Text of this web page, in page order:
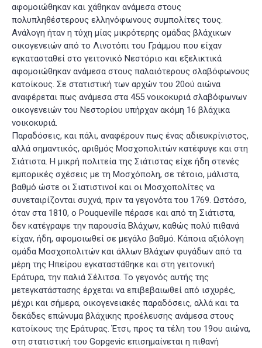
αφομοιώθηκαν και χάθηκαν ανάμεσα στους
πολυπληθέστερους ελληνόφωνους συμπολίτες τους.
Ανάλογη ήταν η τύχη μίας μικρότερης ομάδας βλάχικων
οικογενειών από το Λινοτόπι του Γράμμου που είχαν
εγκατασταθεί στο γειτονικό Νεστόριο και εξελικτικά
αφομοιώθηκαν ανάμεσα στους παλαιότερους σλαβόφωνους
κατοίκους. Σε στατιστική των αρχών του 20ού αιώνα
αναφέρεται πως ανάμεσα στα 455 νοικοκυριά σλαβόφωνων
οικογενειών του Νεστορίου υπήρχαν ακόμη 16 βλάχικα
νοικοκυριά.
Παραδόσεις, και πάλι, αναφέρουν πως ένας αδιευκρίνιστος,
αλλά σημαντικός, αριθμός Μοσχοπολιτών κατέφυγε και στη
Σιάτιστα. Η μικρή πολιτεία της Σιάτιστας είχε ήδη στενές
εμπορικές σχέσεις με τη Μοσχόπολη, σε τέτοιο, μάλιστα,
βαθμό ώστε οι Σιατιστινοί και οι Μοσχοπολίτες να
συνεταιρίζονται συχνά, πριν τα γεγονότα του 1769. Ωστόσο,
όταν στα 1810, ο Pouqueville πέρασε και από τη Σιάτιστα,
δεν κατέγραψε την παρουσία Βλάχων, καθώς πολύ πιθανά
είχαν, ήδη, αφομοιωθεί σε μεγάλο βαθμό. Κάποια αξιόλογη
ομάδα Μοσχοπολιτών και άλλων Βλάχων φυγάδων από τα
μέρη της Ηπείρου εγκαταστάθηκε και στη γειτονική
Εράτυρα, την παλιά Σέλιτσα. Το γεγονός αυτής της
μετεγκατάστασης έρχεται να επιβεβαιωθεί από ισχυρές,
μέχρι και σήμερα, οικογενειακές παραδόσεις, αλλά και τα
δεκάδες επώνυμα βλάχικης προέλευσης ανάμεσα στους
κατοίκους της Εράτυρας. Έτσι, προς τα τέλη του 19ου αιώνα,
στη στατιστική του Gopgevic επισημαίνεται η πιθανή